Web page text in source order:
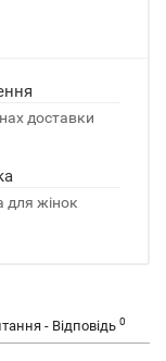
доставки
для жінок
- Відповідь 0